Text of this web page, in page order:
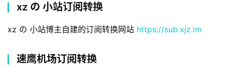
xz の 小站订阅转换
xz の 小站博主自建的订阅转换网站 https://sub.xjz.im
速鹰机场订阅转换